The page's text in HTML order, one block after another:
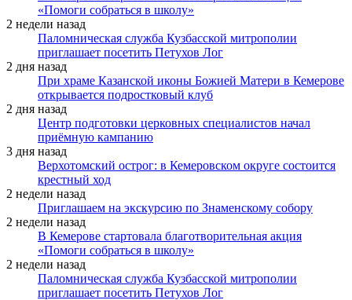
«Помоги собраться в школу»
2 недели назад
Паломническая служба Кузбасской митрополии
приглашает посетить Петухов Лог
2 дня назад
При храме Казанской иконы Божией Матери в Кемерове
открывается подростковый клуб
2 дня назад
Центр подготовки церковных специалистов начал
приёмную кампанию
3 дня назад
Верхотомский острог: в Кемеровском округе состоится
крестный ход
2 недели назад
Приглашаем на экскурсию по Знаменскому собору
2 недели назад
В Кемерове стартовала благотворительная акция
«Помоги собраться в школу»
2 недели назад
Паломническая служба Кузбасской митрополии
приглашает посетить Петухов Лог